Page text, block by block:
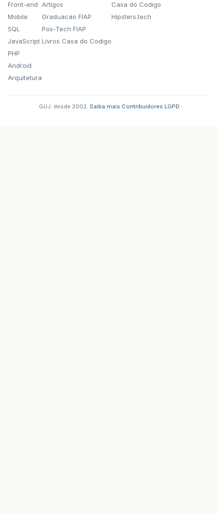
Front-end
Mobile
SQL
JavaScript
PHP
Android
Arquitetura
Artigos
Graduacao FIAP
Pos-Tech FIAP
Livros Casa do Codigo
Casa do Codigo
Hipsters.tech
GUJ: desde 2002. Saiba mais Contribuidores LGPD